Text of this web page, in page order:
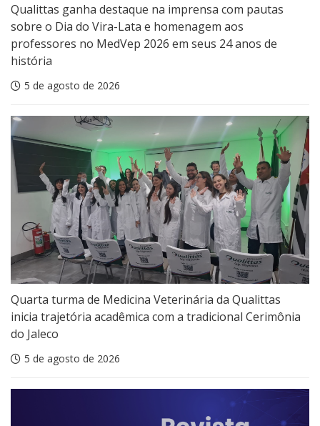
Qualittas ganha destaque na imprensa com pautas
sobre o Dia do Vira-Lata e homenagem aos
professores no MedVep 2026 em seus 24 anos de
história
5 de agosto de 2026
Quarta turma de Medicina Veterinária da Qualittas
inicia trajetória acadêmica com a tradicional Cerimônia
do Jaleco
5 de agosto de 2026